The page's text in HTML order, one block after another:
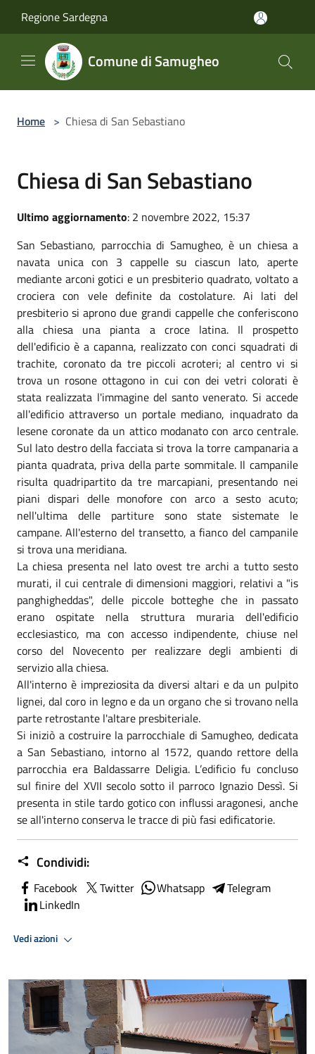
Regione Sardegna
Comune di Samugheo
Home > Chiesa di San Sebastiano
Chiesa di San Sebastiano
Ultimo aggiornamento: 2 novembre 2022, 15:37
San Sebastiano, parrocchia di Samugheo, è un chiesa a
navata unica con 3 cappelle su ciascun lato, aperte
mediante arconi gotici e un presbiterio quadrato, voltato a
crociera con vele definite da costolature. Ai lati del
presbiterio si aprono due grandi cappelle che conferiscono
alla chiesa una pianta a croce latina. Il prospetto
dell'edificio è a capanna, realizzato con conci squadrati di
trachite, coronato da tre piccoli acroteri; al centro vi si
trova un rosone ottagono in cui con dei vetri colorati è
stata realizzata l'immagine del santo venerato. Si accede
all'edificio attraverso un portale mediano, inquadrato da
lesene coronate da un attico modanato con arco centrale.
Sul lato destro della facciata si trova la torre campanaria a
pianta quadrata, priva della parte sommitale. Il campanile
risulta quadripartito da tre marcapiani, presentando nei
piani dispari delle monofore con arco a sesto acuto;
nell'ultima delle partiture sono state sistemate le
campane. All'esterno del transetto, a fianco del campanile
si trova una meridiana.
La chiesa presenta nel lato ovest tre archi a tutto sesto
murati, il cui centrale di dimensioni maggiori, relativi a "is
panghigheddas", delle piccole botteghe che in passato
erano ospitate nella struttura muraria dell'edificio
ecclesiastico, ma con accesso indipendente, chiuse nel
corso del Novecento per realizzare degli ambienti di
servizio alla chiesa.
All'interno è impreziosita da diversi altari e da un pulpito
lignei, dal coro in legno e da un organo che si trovano nella
parte retrostante l'altare presbiteriale.
Si iniziò a costruire la parrocchiale di Samugheo, dedicata
a San Sebastiano, intorno al 1572, quando rettore della
parrocchia era Baldassarre Deligia. L’edificio fu concluso
sul finire del XVII secolo sotto il parroco Ignazio Dessì. Si
presenta in stile tardo gotico con influssi aragonesi, anche
se all'interno conserva le tracce di più fasi edificatorie.
Condividi:
Facebook Twitter Whatsapp
Telegram
LinkedIn
Vedi azioni